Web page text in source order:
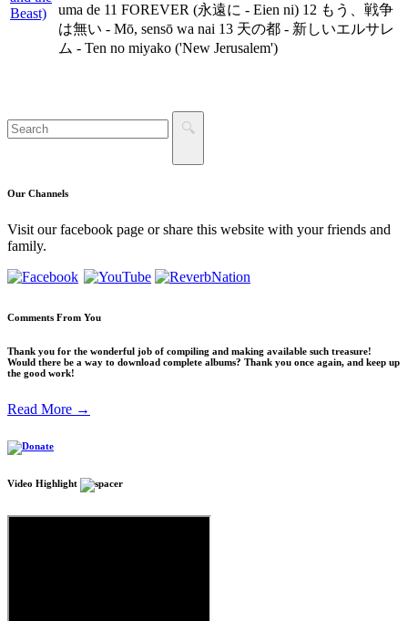
uma de 11 FOREVER (永遠に - Eien ni) 12 もう、戦争
は無い - Mō, sensō wa nai 13 天の都 - 新しいエルサレ
ム - Ten no miyako ('New Jerusalem')
Our Channels
Visit our facebook page or share this website with your friends and
family.
Comments From You
Thank you for the wonderful job of compiling and making available such treasure!
Would there be a way to download complete albums? Thank you once again, and keep up
the good work!
Read More →
Video Highlight